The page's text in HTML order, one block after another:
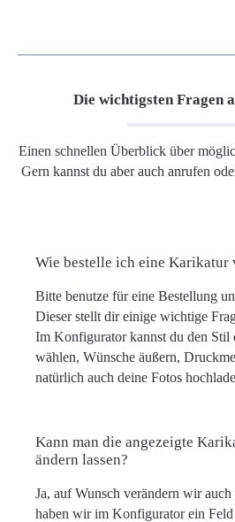
Die wichtigsten Fragen
Einen schnellen Überblick über
Gern kannst du aber auch anrufen
Wie bestelle ich eine Karikatur
Bitte benutze für eine Bestellung
Dieser stellt dir einige wichtige
Im Konfigurator kannst du den Stil
wählen, Wünsche äußern,
natürlich auch deine Fotos
Kann man die angezeigte
ändern lassen?
Ja, auf Wunsch verändern wir
haben wir im Konfigurator ein